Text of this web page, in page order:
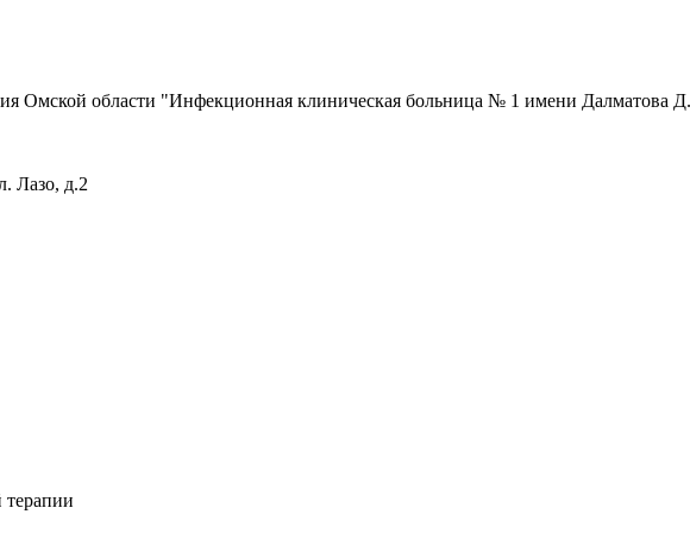
Омской области "Инфекционная клиническая больница № 1 имени Далматова
Лазо, д.2